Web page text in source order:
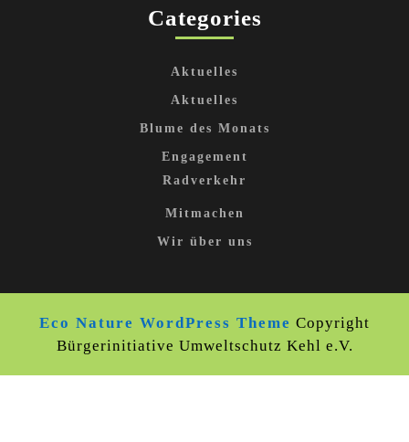
Categories
Aktuelles
Aktuelles
Blume des Monats
Engagement
Radverkehr
Mitmachen
Wir über uns
Eco Nature WordPress Theme Copyright
Bürgerinitiative Umweltschutz Kehl e.V.